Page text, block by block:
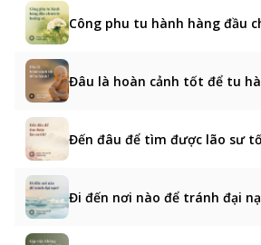
Công phu tu hành hàng đầu
Đâu là hoàn cảnh tốt để tu
Đến đâu để tìm được lão sư
Đi đến nơi nào để tránh đại